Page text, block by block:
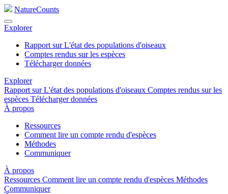
NatureCounts
Explorer
Rapport sur L'état des populations d'oiseaux
Comptes rendus sur les espèces
Télécharger données
Explorer
Rapport sur L'état des populations d'oiseaux Comptes rendus sur les
espèces Télécharger données
À propos
Ressources
Comment lire un compte rendu d'espèces
Méthodes
Communiquer
À propos
Ressources Comment lire un compte rendu d'espèces Méthodes
Communiquer